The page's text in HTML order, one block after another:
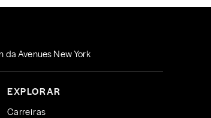
da Avenues New York
EXPLORAR
Carreiras